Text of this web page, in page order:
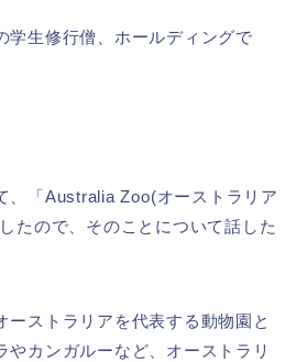
学生修行僧、ホールディングで
、「Australia Zoo(オーストラリア
たので、そのことについて話した
ーストラリアを代表する動物園と
やカンガルーなど、オーストラリ